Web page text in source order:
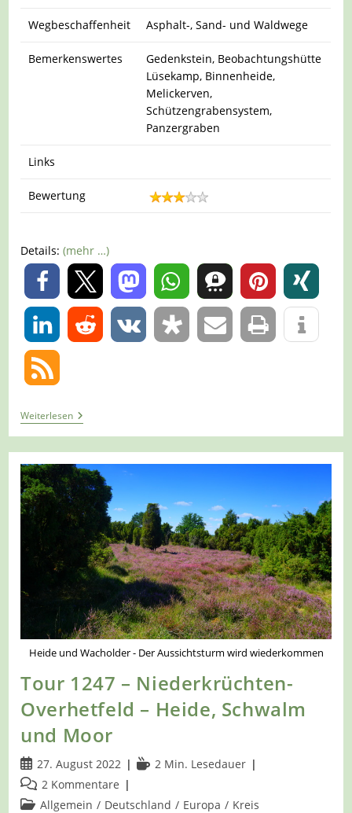
Wegbeschaffenheit Asphalt-, Sand- und Waldwege
Bemerkenswertes
Gedenkstein, Beobachtungshütte
Lüsekamp, Binnenheide,
Melickerven,
Schützengrabensystem,
Panzergraben
Links
Bewertung
Details:(mehr …)
0
0
WeiterlesenTour
1250
–
Niederkrüchten-
Elmpt
–
Tiefe
Gräben
–
Weite
Blicke
Heide und Wacholder - Der Aussichtsturm wird wiederkommen
Tour 1247 – Niederkrüchten-
Overhetfeld – Heide, Schwalm
und Moor
Beitrag
veröffentlicht:
27. August 2022 Lesedauer:
2 Min. Lesedauer
Beitrags-
Kommentare:
2 Kommentare
Beitrags-
Allgemein / Deutschland / Europa / Kreis